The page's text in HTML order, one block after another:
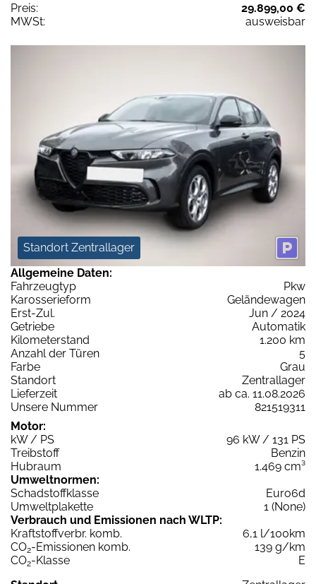
Preis:
29.899,00 €
MWSt:
ausweisbar
Standort Zentrallager
Allgemeine Daten:
Fahrzeugtyp
Pkw
Karosserieform
Geländewagen
Erst-Zul.
Jun / 2024
Getriebe
Automatik
Kilometerstand
1.200 km
Anzahl der Türen
5
Farbe
Grau
Standort
Zentrallager
Lieferzeit
ab ca. 11.08.2026
Unsere Nummer
821519311
Motor:
kW / PS
96 kW / 131 PS
Treibstoff
Benzin
Hubraum
1.469 cm³
Umweltnormen:
Schadstoffklasse
Euro6d
Umweltplakette
1 (None)
Verbrauch und Emissionen nach WLTP:
Kraftstoffverbr. komb.
6,1 l/100km
CO2-Emissionen komb.
139 g/km
CO2-Klasse
E